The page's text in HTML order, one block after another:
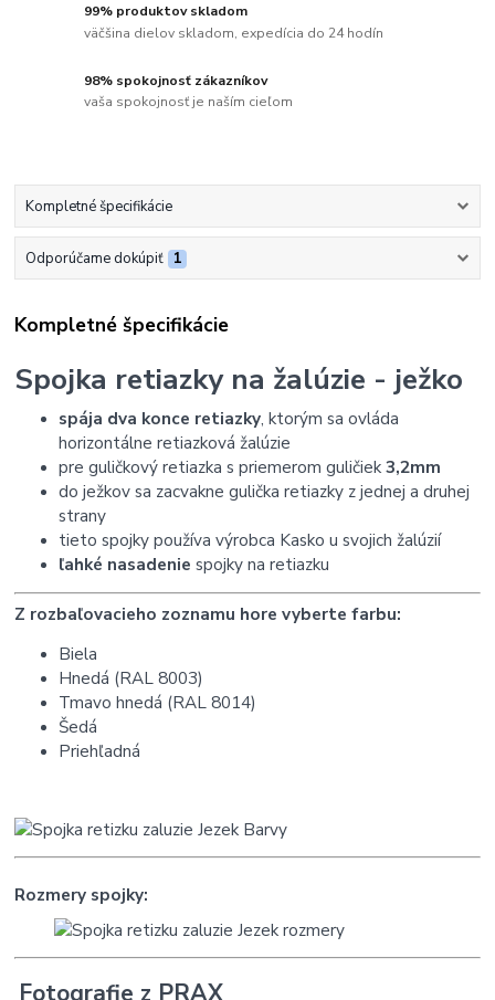
99% produktov skladom
väčšina dielov skladom, expedícia do 24 hodín
98% spokojnosť zákazníkov
vaša spokojnosť je naším cieľom
Kompletné špecifikácie
Odporúčame dokúpiť 1
Kompletné špecifikácie
Spojka retiazky na žalúzie - ježko
spája dva konce retiazky, ktorým sa ovláda
horizontálne retiazková žalúzie
pre guličkový retiazka s priemerom guličiek3,2mm
do ježkov sa zacvakne gulička retiazky z jednej a druhej
strany
tieto spojky používa výrobca Kasko u svojich žalúzií
ľahké nasadenie spojky na retiazku
Z rozbaľovacieho zoznamu hore vyberte farbu:
Biela
Hnedá (RAL 8003)
Tmavo hnedá (RAL 8014)
Šedá
Priehľadná
Rozmery spojky:
Fotografie z PRAX